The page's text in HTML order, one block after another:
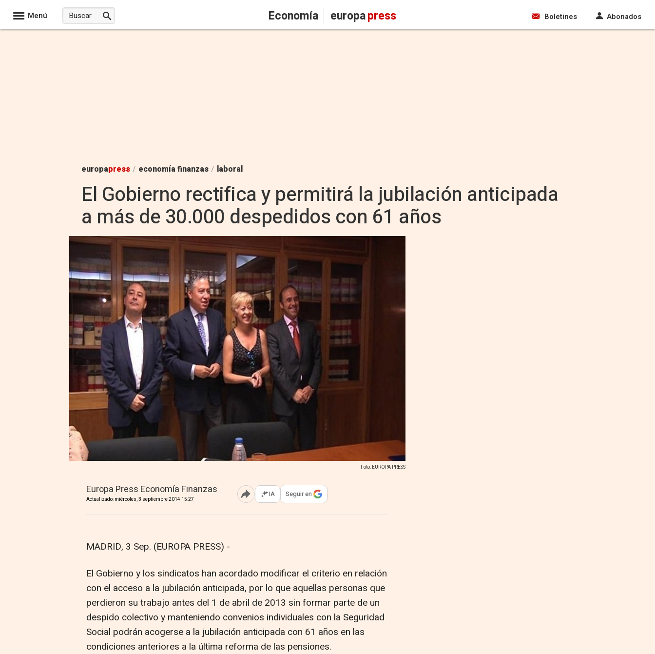
Menú Economía europapress Boletines Abonados
europapress / economía finanzas / laboral
El Gobierno rectifica y permitirá la jubilación anticipada
a más de 30.000 despedidos con 61 años
Foto: EUROPA PRESS
Europa Press Economía Finanzas
Actualizado: miércoles, 3 septiembre 2014 15:27 Abrir opciones para compartir
IA Seguir en
MADRID, 3 Sep. (EUROPA PRESS) -
El Gobierno y los sindicatos han acordado modificar el criterio en relación
con el acceso a la jubilación anticipada, por lo que aquellas personas que
perdieron su trabajo antes del 1 de abril de 2013 sin formar parte de un
despido colectivo y manteniendo convenios individuales con la Seguridad
Social podrán acogerse a la jubilación anticipada con 61 años en las
condiciones anteriores a la última reforma de las pensiones.